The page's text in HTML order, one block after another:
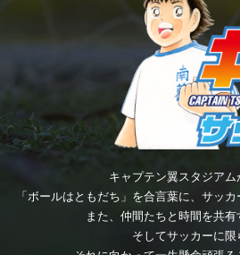
キャプテン翼スタジアム
「ボールはともだち」を合言葉に、サッ
また、仲間たちと時間を共
そしてサッカーに限